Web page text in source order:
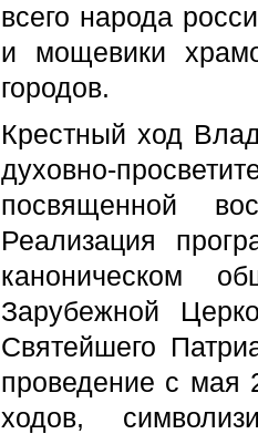
всего народа
и мощевики
городов.
Крестный ход
духовно-
посвященной
Реализация
каноническом
Зарубежной
Святейшего
проведение с мая
ходов,